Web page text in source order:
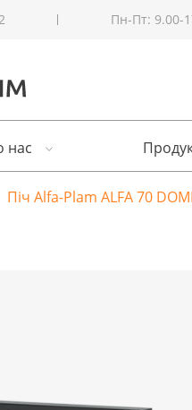
Пн-Пт: 9.00-
нас
Піч Alfa-Plam ALFA 70